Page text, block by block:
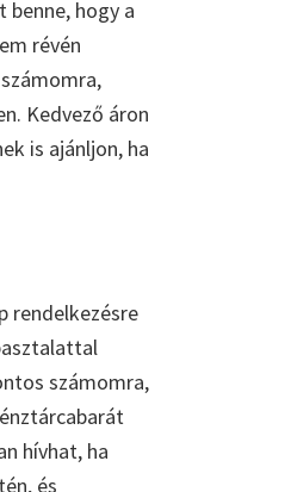
hogy a
révén
Kedvező áron
is ajánljon, ha
rendelkezésre
számomra,
hívhat, ha
és